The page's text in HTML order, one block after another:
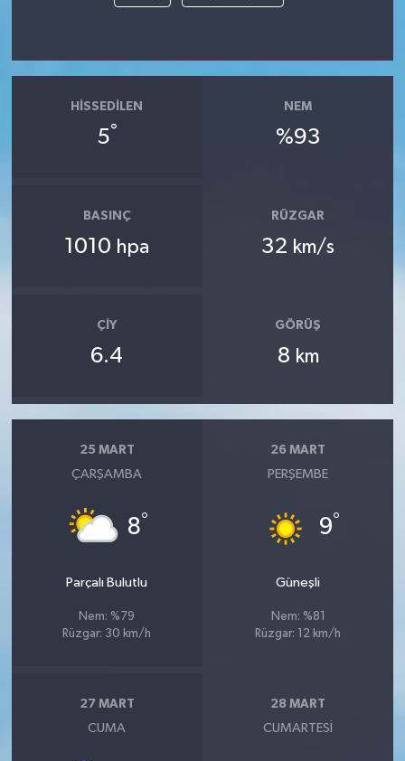
HISSEDILEN
5°
NEM
%93
BASINÇ
1010 hpa
RÜZGAR
32 km/s
ÇIY
6.4
GÖRÜŞ
8 km
25 MART
ÇARŞAMBA
8°
Parçalı Bulutlu
Nem: %79
Rüzgar: 30 km/h
26 MART
PERŞEMBE
9°
Güneşli
Nem: %81
Rüzgar: 12 km/h
27 MART
CUMA
28 MART
CUMARTESI